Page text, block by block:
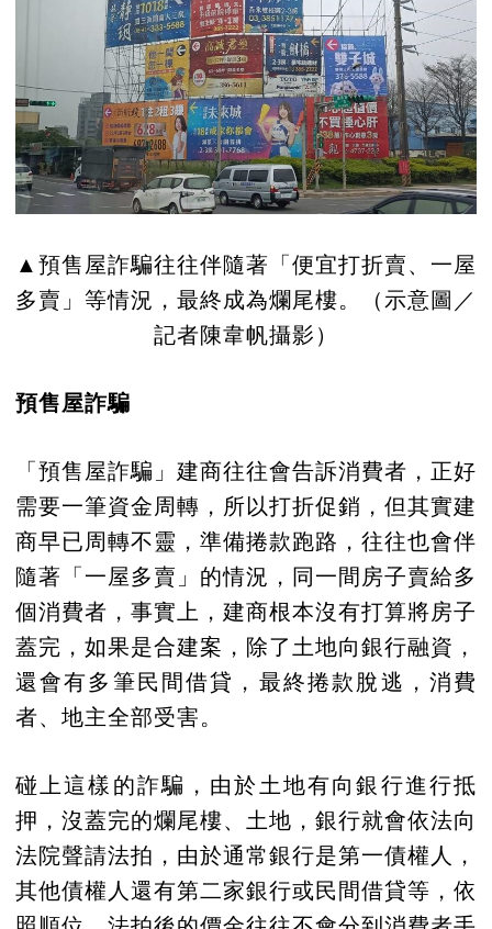
▲預售屋詐騙往往伴隨著「便宜打折賣、一屋
多賣」等情況，最終成為爛尾樓。（示意圖／
記者陳韋帆攝影）
預售屋詐騙
「預售屋詐騙」建商往往會告訴消費者，正好
需要一筆資金周轉，所以打折促銷，但其實建
商早已周轉不靈，準備捲款跑路，往往也會伴
隨著「一屋多賣」的情況，同一間房子賣給多
個消費者，事實上，建商根本沒有打算將房子
蓋完，如果是合建案，除了土地向銀行融資，
還會有多筆民間借貸，最終捲款脫逃，消費
者、地主全部受害。
碰上這樣的詐騙，由於土地有向銀行進行抵
押，沒蓋完的爛尾樓、土地，銀行就會依法向
法院聲請法拍，由於通常銀行是第一債權人，
其他債權人還有第二家銀行或民間借貸等，依